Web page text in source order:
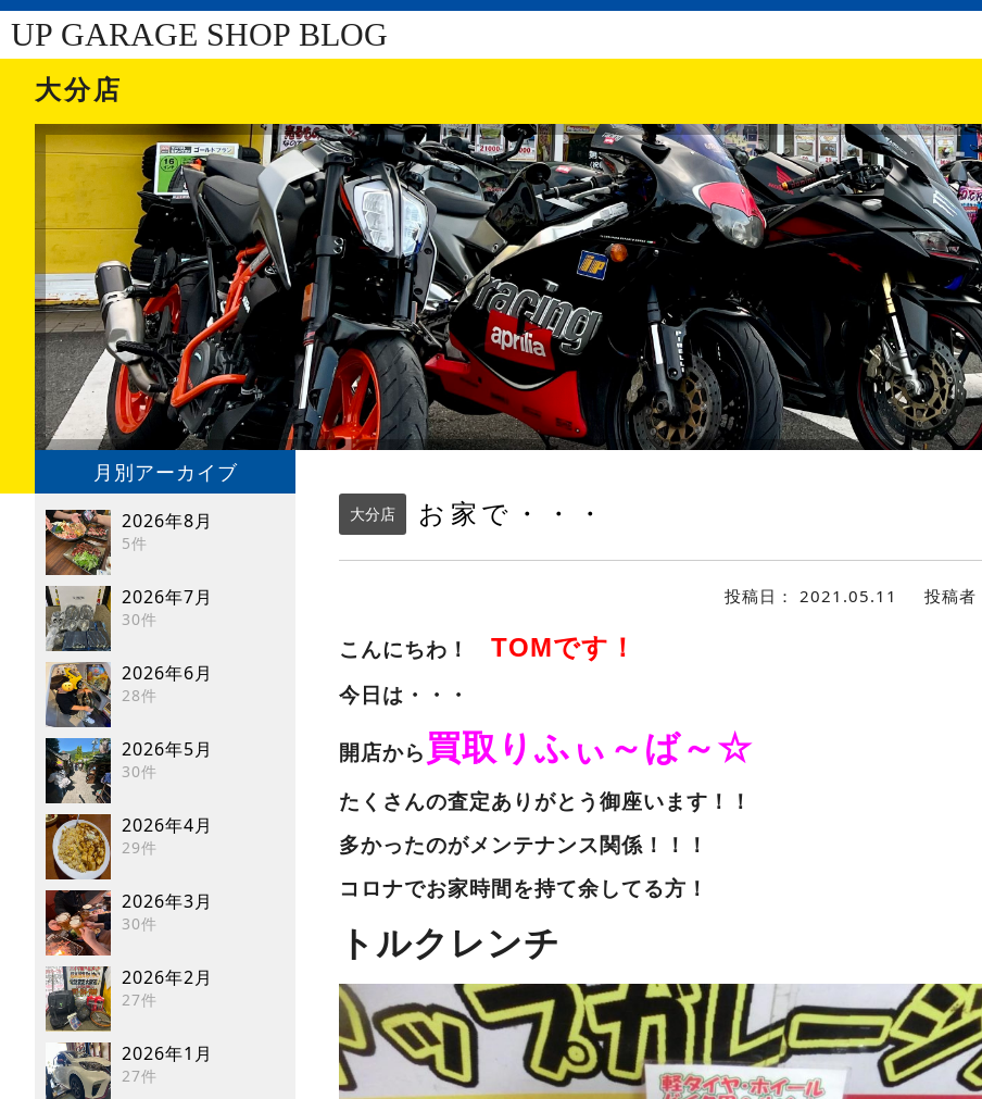
UP GARAGE SHOP BLOG
大分店
月別アーカイブ
2026年8月
5件
2026年7月
30件
2026年6月
28件
2026年5月
30件
2026年4月
29件
2026年3月
30件
2026年2月
27件
2026年1月
27件
大分店 お家で・・・
投稿日： 2021.05.11 投稿者
こんにちわ！ TOMです！
今日は・・・
開店から 買取りふぃ～ば～☆
たくさんの査定ありがとう御座います！！
多かったのがメンテナンス関係！！！
コロナでお家時間を持て余してる方！
トルクレンチ